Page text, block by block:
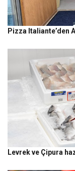
Pizza Italiante’den
Levrek ve Çipura